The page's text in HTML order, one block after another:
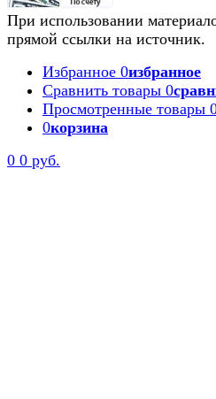
При использовании
прямой ссылки на источник.
Избранное 0избранное
Сравнить товары 0
Просмотренные товары
0корзина
0 0 руб.